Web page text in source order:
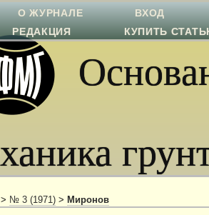
О ЖУРНАЛЕ
ВХОД
РЕДАКЦИЯ КУПИТЬ
> № 3 (1971) > Миронов